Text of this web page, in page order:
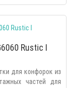
Rustic I
для конфорок из
частей для